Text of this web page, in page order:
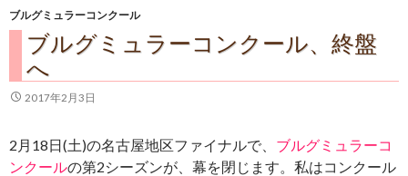
ブルグミュラーコンクール
ブルグミュラーコンクール、終盤
へ
2017年2月3日
2月18日(土)の名古屋地区ファイナルで、 ブルグミュラーコ
ンクールの第2シーズンが、幕を閉じます。私はコンクール